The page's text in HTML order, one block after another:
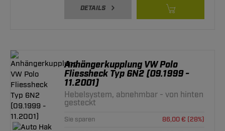
DETAILS
Anhängerkupplung VW Polo
Fliessheck Typ 6N2 (09.1999 -
11.2001)
Hebelsystem, abnehmbar - von hinten
gesteckt
Sie sparen
86,00 € (28%)